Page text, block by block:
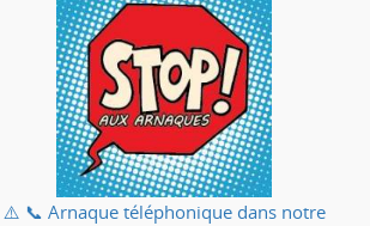
⚠️ 📞 Arnaque téléphonique dans notre